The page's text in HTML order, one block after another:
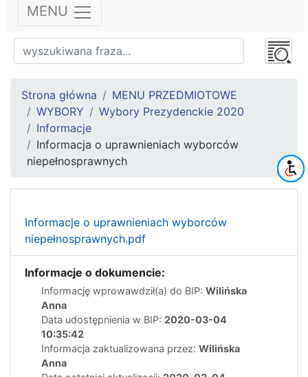
MENU
Strona główna
MENU PRZEDMIOTOWE
WYBORY
Wybory Prezydenckie 2020
Informacje
Informacja o uprawnieniach wyborców
niepełnosprawnych
Informacje o uprawnieniach wyborców
niepełnosprawnych.pdf
Informacje o dokumencie:
Informację wprowawdził(a) do BIP: Wilińska
Anna
Data udostępnienia w BIP: 2020-03-04
10:35:42
Informacja zaktualizowana przez: Wilińska
Anna